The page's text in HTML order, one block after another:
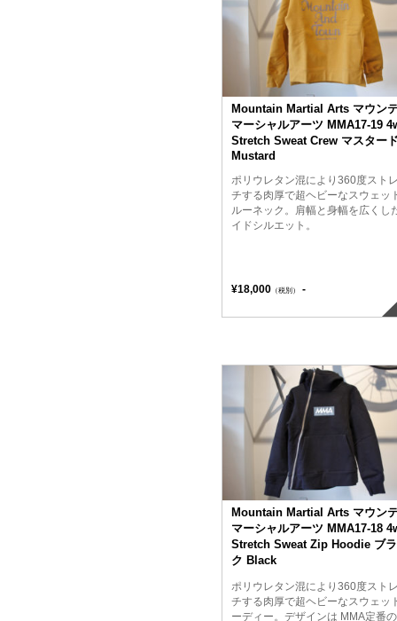
Mountain Martial Arts マウン
マーシャルアーツ MMA17-19
Stretch Sweat Crew マスター
Mustard
ポリウレタン混により360度スト
チする肉厚で超ヘビーなスウェッ
ルーネック。肩幅と身幅を広くし
イドシルエット。
¥18,000 （税別） -
Mountain Martial Arts マウン
マーシャルアーツ MMA17-18
Stretch Sweat Zip Hoodie ブ
ク Black
ポリウレタン混により360度スト
チする肉厚で超ヘビーなスウェッ
ーディー。デザインは MMA定番